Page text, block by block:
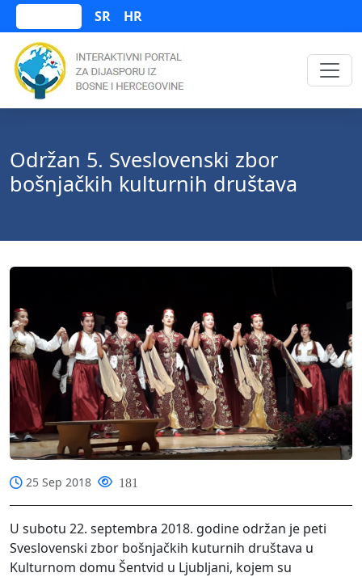
SR HR
Održan 5. Sveslovenski zbor
bošnjačkih kulturnih društava
25 Sep 2018 181
U subotu 22. septembra 2018. godine održan je peti
Sveslovenski zbor bošnjačkih kuturnih društava u
Kulturnom domu Šentvid u Ljubljani, kojem su